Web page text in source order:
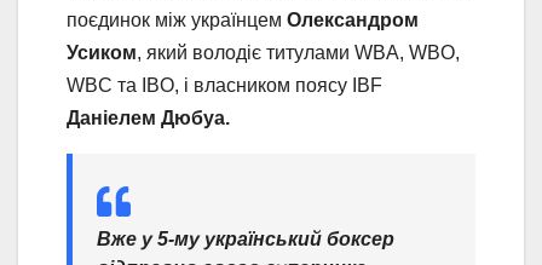
поєдинок між українцем Олександром
Усиком, який володіє титулами WBA, WBO,
WBC та IBO, і власником поясу IBF
Даніелем Дюбуа.
Вже у 5-му український боксер